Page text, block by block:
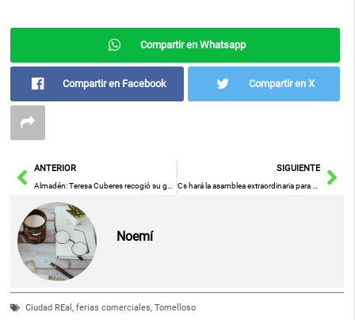
Compartir en Whatsapp
Compartir en Facebook Compartir en X
AntANTERIOR SIGUIENTE
Noemí
Ciudad REal,ferias comerciales,Tomelloso